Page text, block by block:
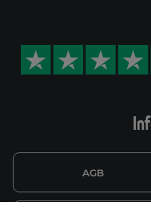
AGB